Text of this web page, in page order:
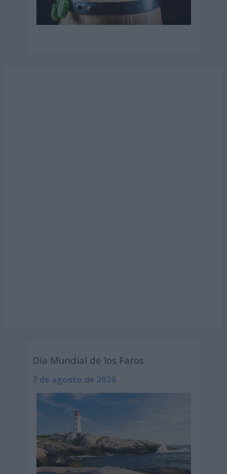
Día Mundial de los Faros
7 de agosto de 2026